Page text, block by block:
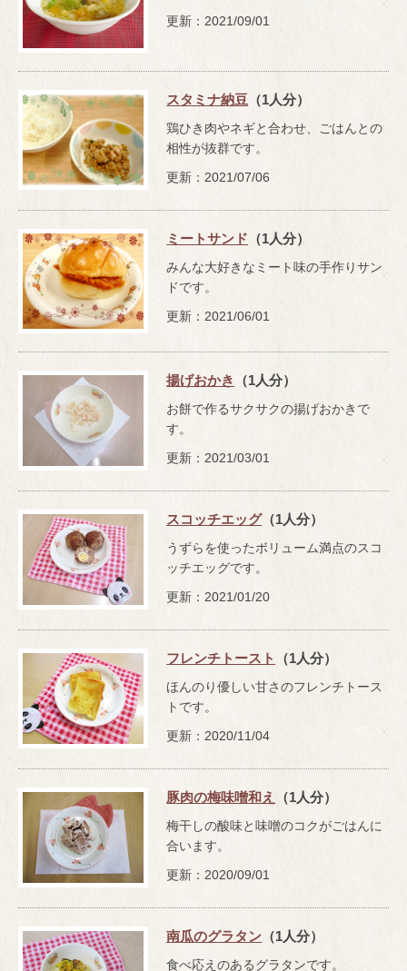
更新：2021/09/01
スタミナ納豆 （1人分）
鶏ひき肉やネギと合わせ、ごはんとの
相性が抜群です。
更新：2021/07/06
ミートサンド （1人分）
みんな大好きなミート味の手作りサン
ドです。
更新：2021/06/01
揚げおかき （1人分）
お餅で作るサクサクの揚げおかきで
す。
更新：2021/03/01
スコッチエッグ（1人分）
うずらを使ったボリューム満点のスコ
ッチエッグです。
更新：2021/01/20
フレンチトースト （1人分）
ほんのり優しい甘さのフレンチトース
トです。
更新：2020/11/04
豚肉の梅味噌和え （1人分）
梅干しの酸味と味噌のコクがごはんに
合います。
更新：2020/09/01
南瓜のグラタン （1人分）
食べ応えのあるグラタンです。